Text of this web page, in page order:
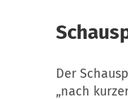
Der
„nach